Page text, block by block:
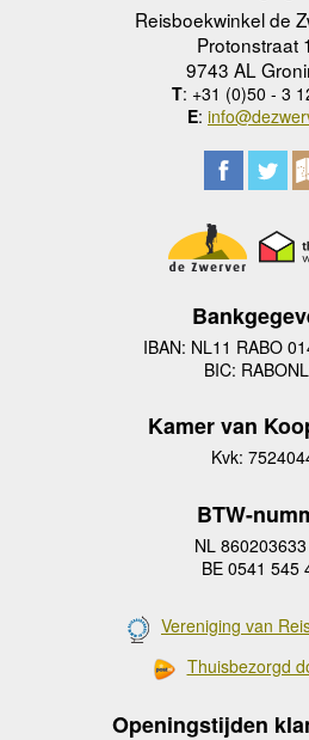
Reisboekwinkel de
Protonstraat
9743 AL
T: +31 (0)50 - 3
E:
IBAN: NL11 RABO
BIC:
Kamer van
Kvk:
BTW-
NL 860203633
BE 0541 545
Vereniging van
Thuisbezorgd
Openingstijden